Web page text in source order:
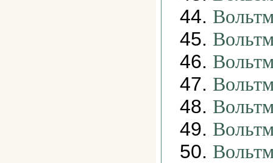
44.
45.
46.
47.
48.
49.
50.